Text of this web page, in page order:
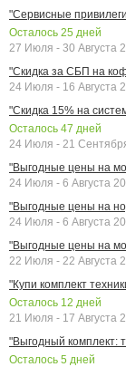
"Сервисные
Осталось 25 дней
27 Июля - 30 Августа
"Скидка за СБП на
24 Июля - 16 Августа
"Скидка 15% на
Осталось 47 дней
24 Июля - 21
"Выгодные цены на
24 Июля - 6 Августа
"Выгодные цены на
24 Июля - 6 Августа
"Выгодные цены на
22 Июля - 22 Августа
"Купи комплект
Осталось 12 дней
21 Июля - 17 Августа
"Выгодный комплект:
Осталось 5 дней